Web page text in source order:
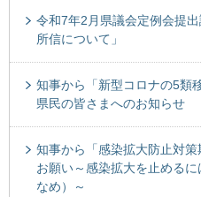
令和7年2月県議会定例会提
所信について」
知事から「新型コロナの5類
県民の皆さまへのお知らせ
知事から「感染拡大防止対
お願い～感染拡大を止める
なめ）～